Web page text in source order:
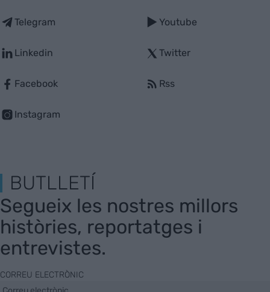
Telegram
Linkedin
Facebook
Instagram
Youtube
Twitter
Rss
BUTLLETÍ
Segueix les nostres millors
històries, reportatges i
entrevistes.
CORREU ELECTRÒNIC